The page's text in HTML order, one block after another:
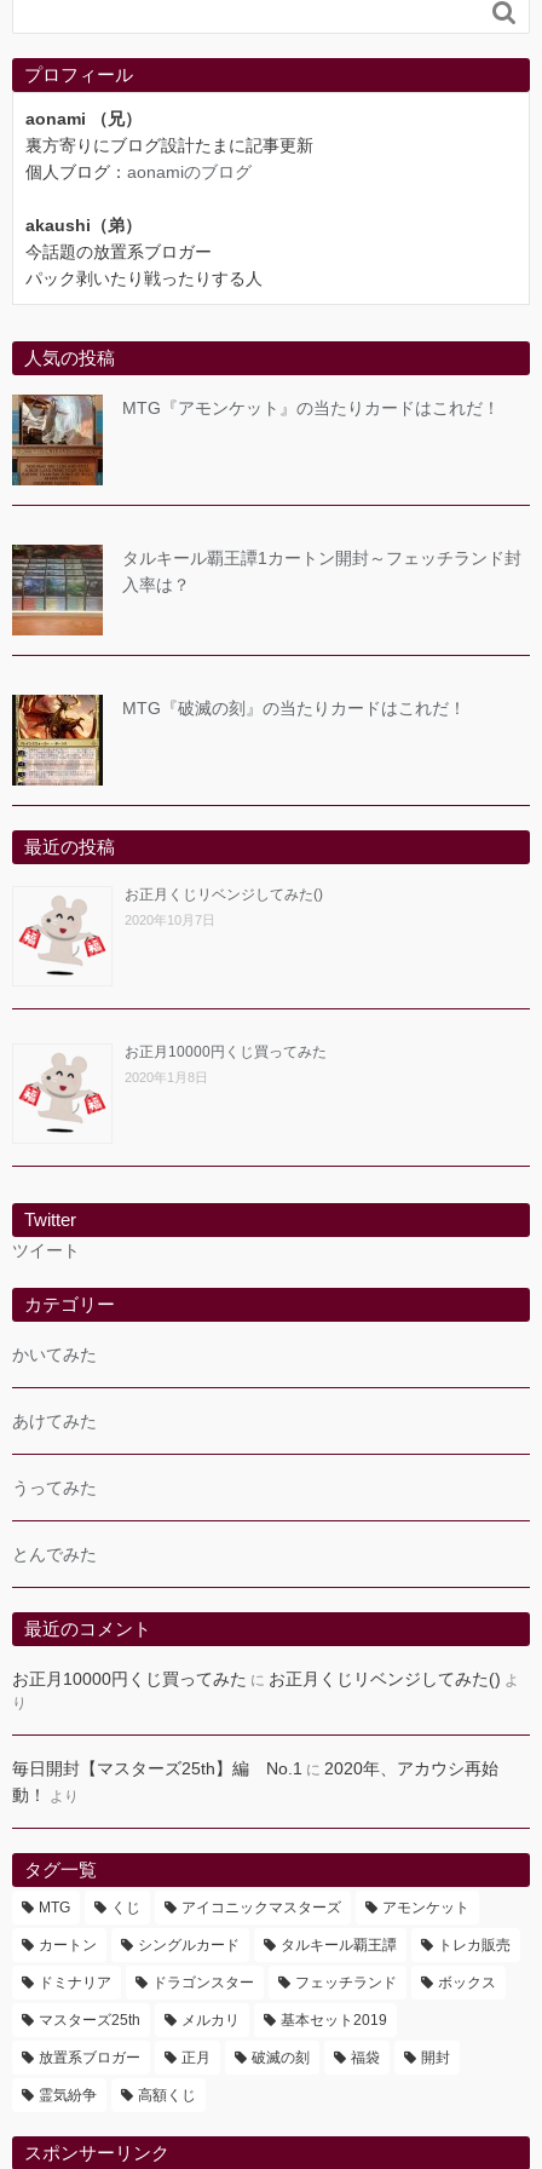

プロフィール
aonami （兄）
裏方寄りにブログ設計たまに記事更新
個人ブログ： aonamiのブログ
akaushi（弟）
今話題の放置系ブロガー
パック剥いたり戦ったりする人
人気の投稿
MTG『アモンケット』の当たりカードはこれだ！
タルキール覇王譚1カートン開封～フェッチランド封
入率は？
MTG『破滅の刻』の当たりカードはこれだ！
最近の投稿
お正月くじリベンジしてみた()
2020年10月7日
お正月10000円くじ買ってみた
2020年1月8日
Twitter
ツイート
カテゴリー
かいてみた
あけてみた
うってみた
とんでみた
最近のコメント
お正月10000円くじ買ってみた に お正月くじリベンジしてみた() よ
り
毎日開封【マスターズ25th】編 No.1 に 2020年、アカウシ再始
動！
より
タグ一覧
MTG くじ アイコニックマスターズ アモンケット
カートン シングルカード タルキール覇王譚 トレカ販売
ドミナリア ドラゴンスター フェッチランド ボックス
マスターズ25th メルカリ 基本セット2019
放置系ブロガー 正月 破滅の刻 福袋 開封
霊気紛争 高額くじ
スポンサーリンク